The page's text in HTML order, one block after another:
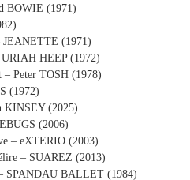
BOWIE (1971)
JEANETTE (1971)
HEEP (1972)
– Peter TOSH (1978)
(1972)
KINSEY (2025)
(2006)
– eXTERIO (2003)
– SUAREZ (2013)
SPANDAU BALLET (1984)